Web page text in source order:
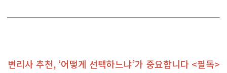
변리사 추천, ‘어떻게 선택하느냐’가 중요합니다 <필독>